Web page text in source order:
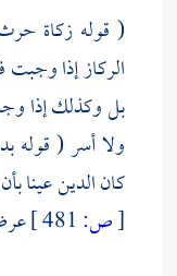
( قوله زكاة
الركاز إذا وجبت
بل وكذلك إذا
ولا أسر ( قوله
كان الدين عينا
[ص: